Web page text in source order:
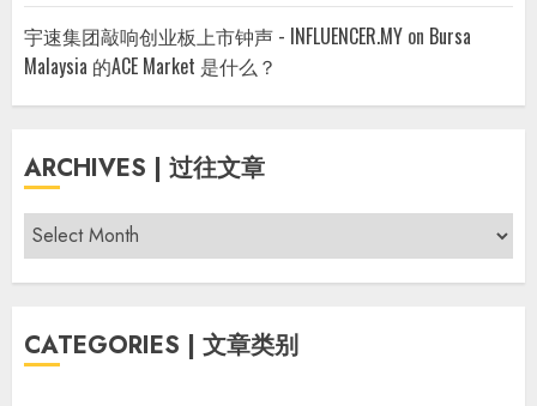
宇速集团敲响创业板上市钟声 - INFLUENCER.MY on Bursa
Malaysia 的ACE Market 是什么？
ARCHIVES | 过往文章
Archives
|
过
文
CATEGORIES | 文章类别